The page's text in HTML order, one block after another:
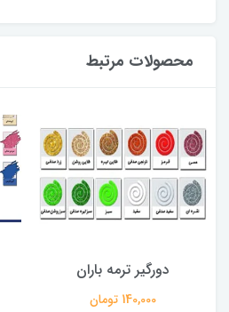
محصولات مرتبط
دورگیر ترمه باران
140,000 تومان